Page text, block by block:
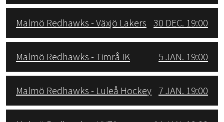
Malmö Redhawks - Växjö Lakers 30 DEC. 19:00
Malmö Redhawks - Timrå IK 5 JAN. 19:00
Malmö Redhawks - Luleå Hockey 7 JAN. 19:00